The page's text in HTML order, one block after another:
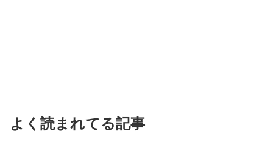
よく読まれてる記事